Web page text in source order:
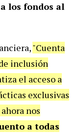
los fondos al
"Cuenta
inclusión
el acceso a
exclusivas
nos
a todas